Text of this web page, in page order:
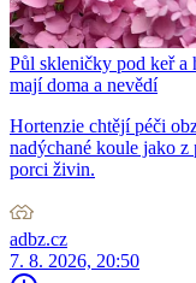
Půl skleničky pod keř a
mají doma a nevědí
Hortenzie chtějí péči
nadýchané koule jako z
porci živin.
adbz.cz
7. 8. 2026, 20:50